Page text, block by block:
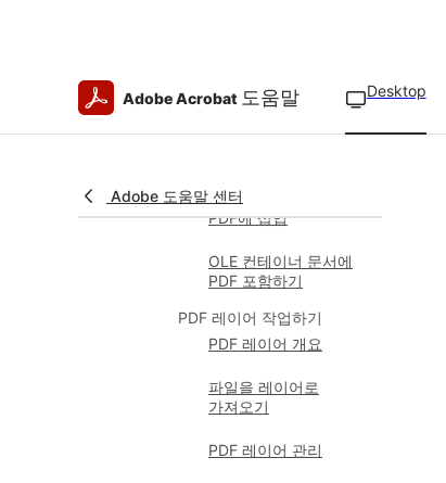
Adobe Acrobat 도움말 Desktop
Adobe 도움말 센터
PDF에 빈 페이지 삽입
PDF에 웹 페이지
클립보드의 선택 내용을
PDF에 삽입
OLE 컨테이너 문서에
PDF 포함하기
PDF 레이어 작업하기
PDF 레이어 개요
파일을 레이어로
가져오기
PDF 레이어 관리